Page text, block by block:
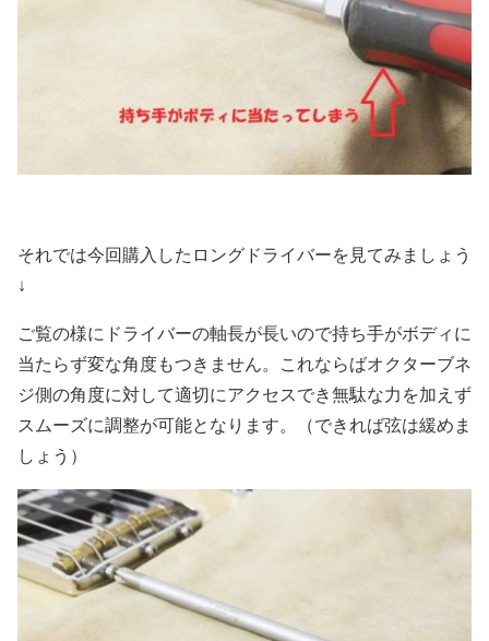
それでは今回購入したロングドライバーを見てみましょう
↓
ご覧の様にドライバーの軸長が長いので持ち手がボディに
当たらず変な角度もつきません。これならばオクターブネ
ジ側の角度に対して適切にアクセスでき無駄な力を加えず
スムーズに調整が可能となります。（できれば弦は緩めま
しょう）